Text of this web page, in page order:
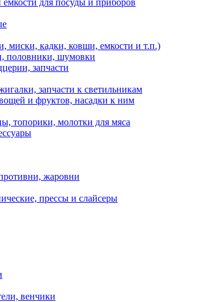
для посуды и приборов
миски, кадки, ковши, емкости и т.п.)
половники, шумовки
запчасти
запчасти к светильникам
и фруктов, насадки к ним
топорики, молотки для мяса
жаровни
прессы и слайсеры
венчики